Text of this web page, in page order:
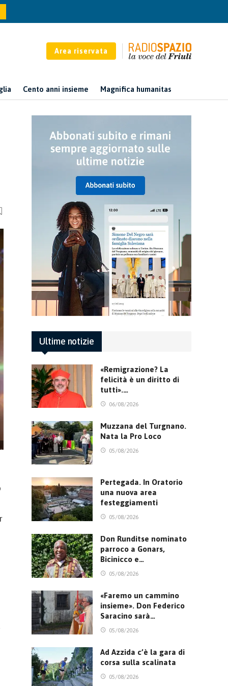
Area riservata
Cento anni insieme Magnifica humanitas
Ultime notizie
«Remigrazione? La
felicità è un diritto di
tutti».…
06/08/2026
Muzzana del Turgnano.
Nata la Pro Loco
05/08/2026
Pertegada. In Oratorio
una nuova area
festeggiamenti
05/08/2026
Don Runditse nominato
parroco a Gonars,
Bicinicco e…
05/08/2026
«Faremo un cammino
insieme». Don Federico
Saracino sarà…
05/08/2026
Ad Azzida c’è la gara di
corsa sulla scalinata
05/08/2026